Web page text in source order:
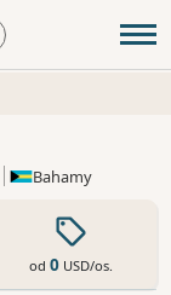
Bahamy
od 0USD/os.